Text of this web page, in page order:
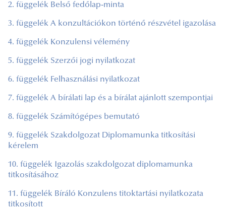
2. függelék Belső fedőlap-minta
3. függelék A konzultációkon történő részvétel igazolása
4. függelék Konzulensi vélemény
5. függelék Szerzői jogi nyilatkozat
6. függelék Felhasználási nyilatkozat
7. függelék A bírálati lap és a bírálat ajánlott szempontjai
8. függelék Számítógépes bemutató
9. függelék Szakdolgozat Diplomamunka titkosítási
kérelem
10. függelék Igazolás szakdolgozat diplomamunka
titkosításához
11. függelék Bíráló Konzulens titoktartási nyilatkozata
titkosított